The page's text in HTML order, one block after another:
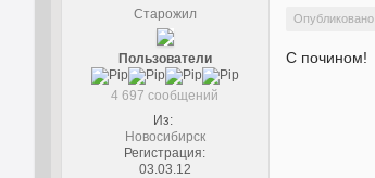
Старожил
Пользователи
4 697 сообщений
Из:
Новосибирск
Регистрация:
03.03.12
Опубликовано
С почином!